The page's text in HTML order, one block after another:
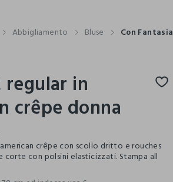
Abbigliamento Bluse Con Fantasia
in
crêpe donna
crêpe con scollo dritto e rouches
corte con polsini elasticizzati. Stampa all